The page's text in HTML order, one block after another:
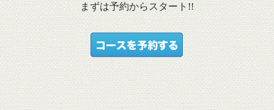
まずは予約からスタート!!